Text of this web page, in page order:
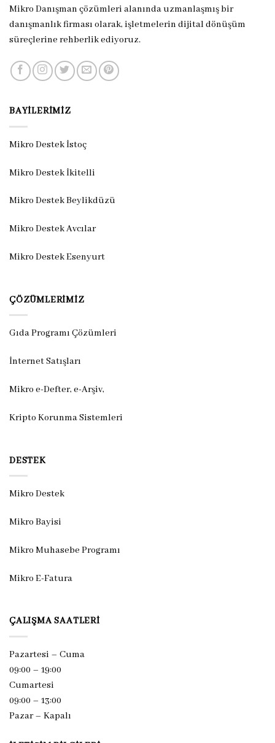
Mikro Danışman çözümleri alanında uzmanlaşmış bir
danışmanlık firması olarak, işletmelerin dijital dönüşüm
süreçlerine rehberlik ediyoruz.
BAYILERIMIZ
Mikro Destek İstoç
Mikro Destek İkitelli
Mikro Destek Beylikdüzü
Mikro Destek Avcılar
Mikro Destek Esenyurt
ÇÖZÜMLERIMIZ
Gıda Programı Çözümleri
İnternet Satışları
Mikro e-Defter, e-Arşiv,
Kripto Korunma Sistemleri
DESTEK
Mikro Destek
Mikro Bayisi
Mikro Muhasebe Programı
Mikro E-Fatura
ÇALIŞMA SAATLERI
Pazartesi – Cuma
09:00 – 19:00
Cumartesi
09:00 – 13:00
Pazar – Kapalı